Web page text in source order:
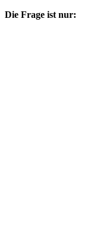
Die Frage ist nur: